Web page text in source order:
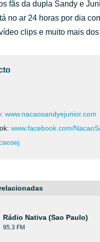
& Junior
fãs da dupla Sandy e
no ar 24 horas por dia
clips e muito mais
www.nacaosandyejunior.com
www.facebook.com/
Rádio Nativa (Sao Paulo)
95.3 FM